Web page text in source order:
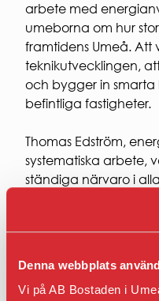
Denna webbplats
Vi på AB Bostaden i
arbete med
umeborna om hur
framtidens Umeå. Att
teknikutvecklingen,
och bygger in
befintliga fastigheter.
Thomas Edström,
systematiska arbete,
ständiga närvaro i
hur vi mäter och
att vi gör rätt saker
Bostadens
minskar